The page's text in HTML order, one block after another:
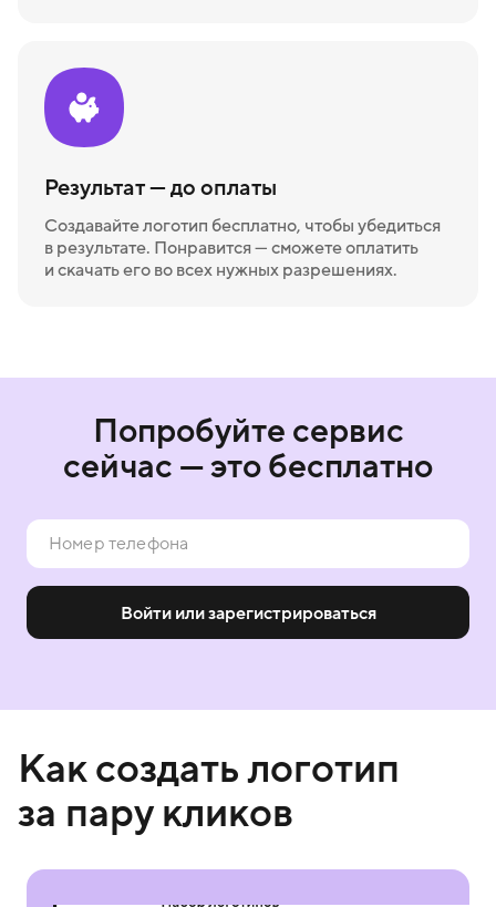
Результат — до оплаты
Создавайте логотип бесплатно, чтобы убедиться
в результате. Понравится — сможете оплатить
и скачать его во всех нужных разрешениях.
Попробуйте сервис
сейчас — это бесплатно
Войти или зарегистрироваться
Как создать логотип
за пару кликов